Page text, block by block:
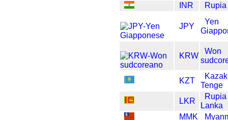
INR
JPY
Yen
KRW
Won
KZT
Tenge
LKR
Lanka
MMK